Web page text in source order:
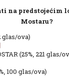
na
Mostaru?
glas/ova)
(25%, 221 glas/
100 glas/ova)